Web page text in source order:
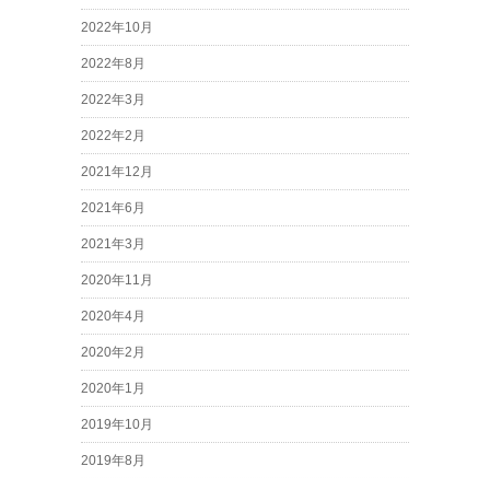
2022年10月
2022年8月
2022年3月
2022年2月
2021年12月
2021年6月
2021年3月
2020年11月
2020年4月
2020年2月
2020年1月
2019年10月
2019年8月